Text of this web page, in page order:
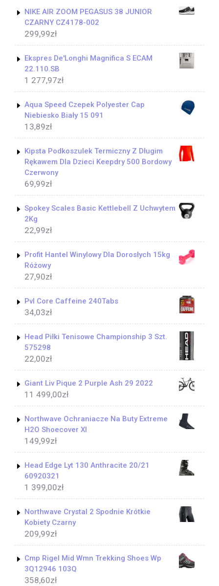
NIKE AIR ZOOM PEGASUS 38 JUNIOR
CZARNY CZ4178-002
299,99zł
Ekspres De'Longhi Magnifica S ECAM
22.110.SB
1 277,97zł
Aqua Speed Czepek Polyester Cap
Niebiesko Biały 15 091
13,89zł
Kipsta Podkoszulek Termiczny Z Długim
Rękawem Dla Dzieci Keepdry 500 Bordowy
Czerwony
69,99zł
Spokey Scales Basic Kettlebell Z Uchwytem
2Kg
22,99zł
Profit Hantel Winylowy Dla Dorosłych 15kg
Różowy
27,90zł
Pvl Core Caffeine 240Tabs
34,03zł
Head Piłki Tenisowe Championship 3 Szt.
575298
22,00zł
Giant Liv Pique 2 Purple Ash 29 2022
11 499,00zł
Northwave Ochraniacze Na Buty Extreme
H2O Shoecover Xl
149,99zł
Head Edge Lyt 130 Anthracite 20/21
60920321
1 399,00zł
Northwave Crystal 2 Spodnie Krótkie
Kobiety Czarny
209,99zł
Cmp Rigel Mid Wmn Trekking Shoes Wp
3Q12946 103Q
358,60zł